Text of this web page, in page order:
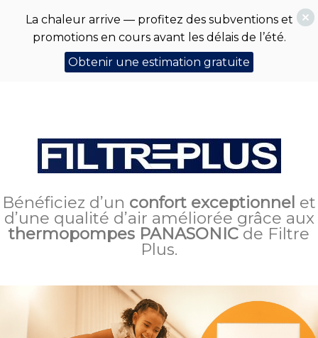
Bénéficiez d’un confort exceptionnel et
d’une qualité d’air améliorée grâce aux
thermopompes PANASONIC de Filtre
Plus.
La chaleur arrive — profitez des subventions et
promotions en cours avant les délais de l’été.
Obtenir une estimation gratuite